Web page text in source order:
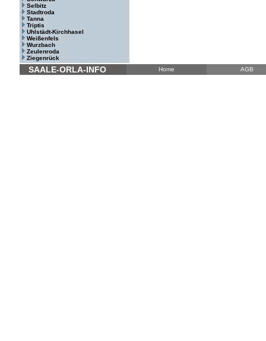
Selbitz
Stadtroda
Tanna
Triptis
Uhlstädt-Kirchhasel
Weißenfels
Wurzbach
Zeulenroda
Ziegenrück
SAALE-ORLA-INFO Home AGB